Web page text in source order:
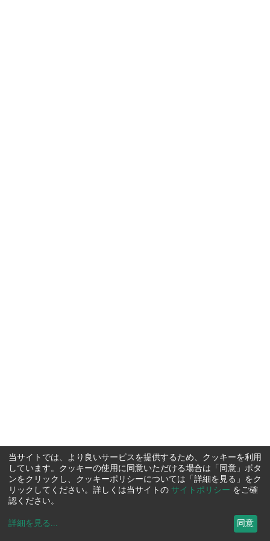
当サイトでは、より良いサービスを提供するため、クッキーを利用
しています。クッキーの使用に同意いただける場合は「同意」ボタ
ンをクリックし、クッキーポリシーについては「詳細を見る」をク
リックしてください。詳しくは当サイトの サイトポリシー をご確
認ください。
詳細を見る ... 同意